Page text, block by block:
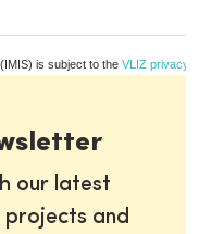
(IMIS) is subject to the VLIZ privacy
our latest
projects and